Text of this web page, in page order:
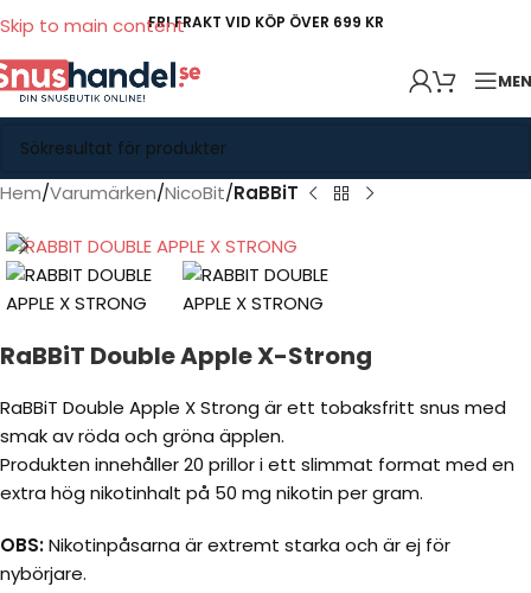
Skip to main contentFRI FRAKT VID KÖP ÖVER 699 KR
Hem Varumärken NicoBit RaBBiT
RaBBiT Double Apple X-Strong
RaBBiT Double Apple X Strong är ett tobaksfritt snus med
smak av röda och gröna äpplen.
Produkten innehåller 20 prillor i ett slimmat format med en
extra hög nikotinhalt på 50 mg nikotin per gram.
OBS:Nikotinpåsarna är extremt starka och är ej för
nybörjare.